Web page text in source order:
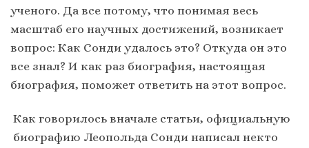
ученого. Да все потому, что понимая весь
масштаб его научных достижений, возникает
вопрос: Как Сонди удалось это? Откуда он это
все знал? И как раз биография, настоящая
биография, поможет ответить на этот вопрос.
Как говорилось вначале статьи, официальную
биографию Леопольда Сонди написал некто